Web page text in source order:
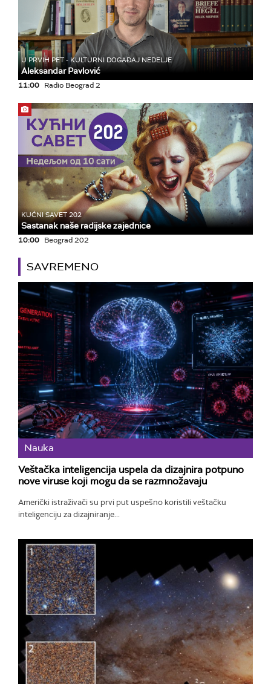
U PRVIH PET - KULTURNI DOGAĐAJ NEDELJE
Aleksandar Pavlović
11:00 Radio Beograd 2
KUĆNI SAVET 202
Sastanak naše radijske zajednice
10:00 Beograd 202
SAVREMENO
Nauka
Veštačka inteligencija uspela da dizajnira potpuno
nove viruse koji mogu da se razmnožavaju
Američki istraživači su prvi put uspešno koristili veštačku
inteligenciju za dizajniranje...